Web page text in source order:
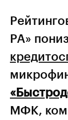
РА»
МФК,